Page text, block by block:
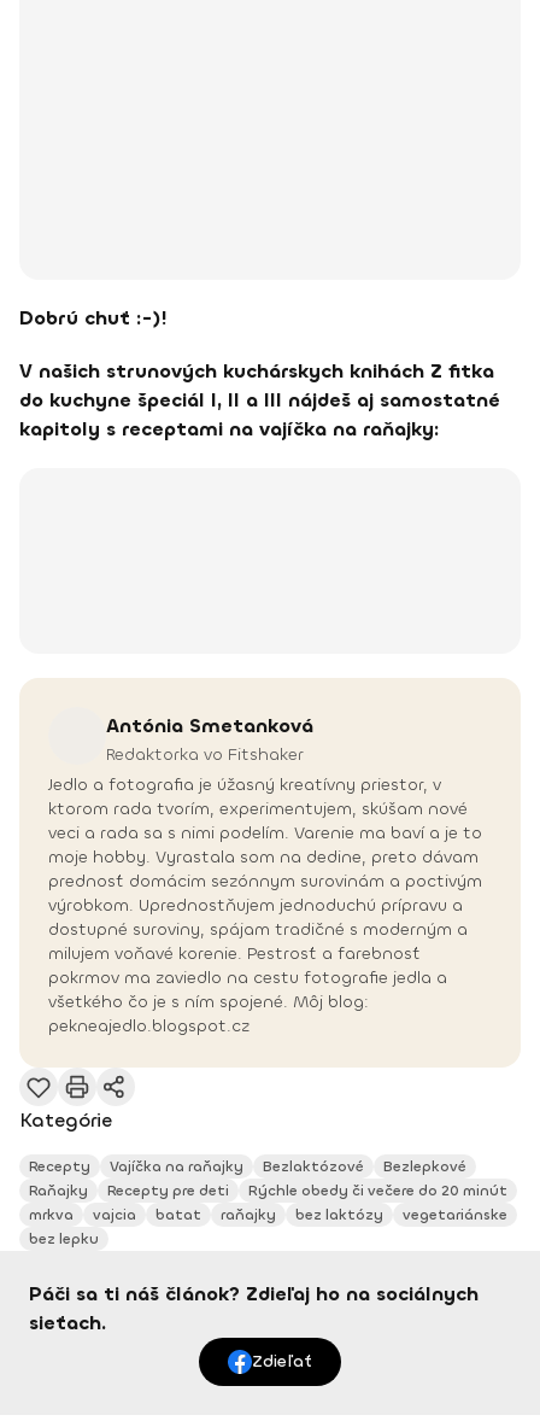
Dobrú chuť :-)!
V našich strunových kuchárskych knihách Z fitka
do kuchyne špeciál I, II a III nájdeš aj samostatné
kapitoly s receptami na vajíčka na raňajky:
Antónia Smetanková
Redaktorka vo Fitshaker
Jedlo a fotografia je úžasný kreatívny priestor, v
ktorom rada tvorím, experimentujem, skúšam nové
veci a rada sa s nimi podelím. Varenie ma baví a je to
moje hobby. Vyrastala som na dedine, preto dávam
prednosť domácim sezónnym surovinám a poctivým
výrobkom. Uprednostňujem jednoduchú prípravu a
dostupné suroviny, spájam tradičné s moderným a
milujem voňavé korenie. Pestrosť a farebnosť
pokrmov ma zaviedlo na cestu fotografie jedla a
všetkého čo je s ním spojené. Môj blog:
pekneajedlo.blogspot.cz
Kategórie
Recepty Vajíčka na raňajky Bezlaktózové
Bezlepkové
Raňajky
Recepty pre deti
Rýchle obedy či večere do 20 minút
mrkva
vajcia batat raňajky bez laktózy
vegetariánske
bez lepku
Páči sa ti náš článok? Zdieľaj ho na sociálnych
sieťach.
Zdieľať